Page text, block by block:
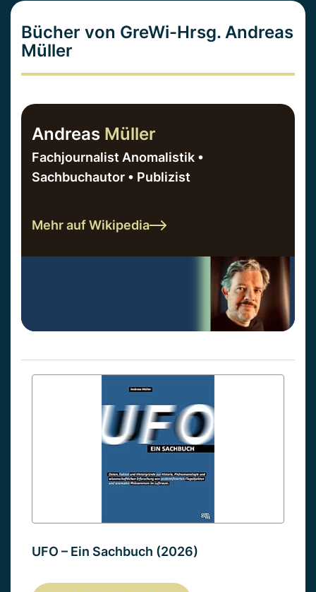
Bücher von GreWi-Hrsg. Andreas
Müller
Andreas Müller
Fachjournalist Anomalistik •
Sachbuchautor • Publizist
Mehr auf Wikipedia
UFO – Ein Sachbuch (2026)